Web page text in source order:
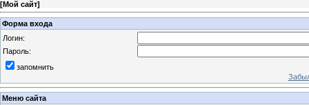
[Мой сайт]
Форма входа
Логин:
Пароль:
запомнить
Меню сайта